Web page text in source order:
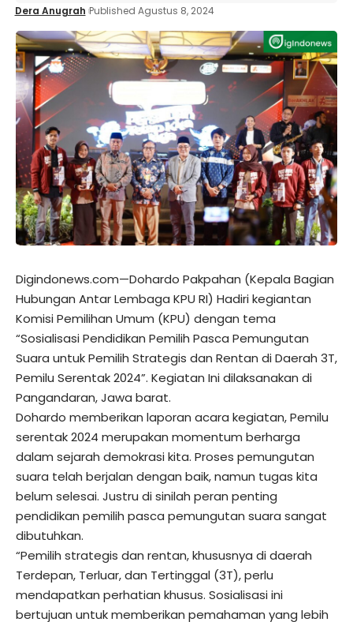
Dera Anugrah Published Agustus 8, 2024
Digindonews.com—Dohardo Pakpahan (Kepala Bagian
Hubungan Antar Lembaga KPU RI) Hadiri kegiantan
Komisi Pemilihan Umum (KPU) dengan tema
“Sosialisasi Pendidikan Pemilih Pasca Pemungutan
Suara untuk Pemilih Strategis dan Rentan di Daerah 3T,
Pemilu Serentak 2024”. Kegiatan Ini dilaksanakan di
Pangandaran, Jawa barat.
Dohardo memberikan laporan acara kegiatan, Pemilu
serentak 2024 merupakan momentum berharga
dalam sejarah demokrasi kita. Proses pemungutan
suara telah berjalan dengan baik, namun tugas kita
belum selesai. Justru di sinilah peran penting
pendidikan pemilih pasca pemungutan suara sangat
dibutuhkan.
“Pemilih strategis dan rentan, khususnya di daerah
Terdepan, Terluar, dan Tertinggal (3T), perlu
mendapatkan perhatian khusus. Sosialisasi ini
bertujuan untuk memberikan pemahaman yang lebih